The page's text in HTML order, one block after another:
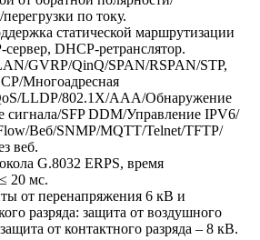
по току.
статической маршрутизации
DHCP-ретранслятор.
GVRP/QinQ/SPAN/RSPAN/STP,
Многоадресная
LLDP/802.1X/AAA/Обнаружение
сигнала/SFP DDM/Управление IPV6/
Веб/SNMP/MQTT/Telnet/TFTP/
веб.
G.8032 ERPS, время
20 мс.
от перенапряжения 6 кВ и
разряда: защита от воздушного
от контактного разряда – 8 кВ.